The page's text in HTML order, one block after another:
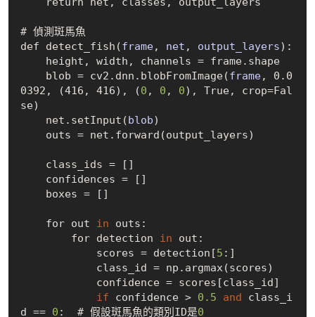
# 偵測斑馬魚
def detect _fish(frame, net , output_layers) :
    blob = cv2.dnn.blob
FromImage(frame, 0.0
0392, (416, 416) , (0 , 0 , 0), True, crop=Fal
se)
    net.set
Input(blob)
    class_ids =
[]
    confidences =
[]
    boxes =
[]
    for out
in outs:
        for detection
in out:
            scores = detection
[5 :]
            confidence = scores
[class_id]
if confidence > 0.5 and class_i
d == 0 :  # 假設斑馬魚的類別ID是0